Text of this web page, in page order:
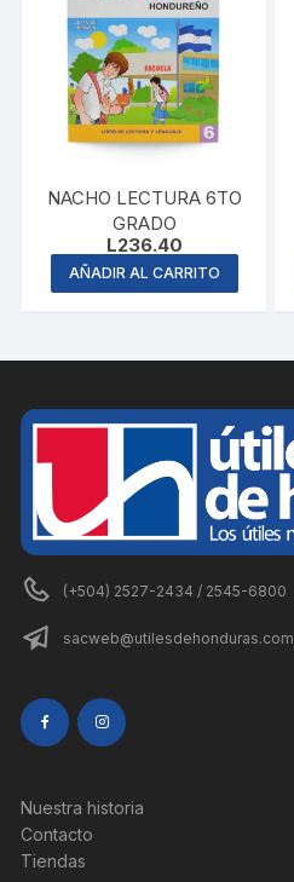
NACHO LECTURA 6TO
GRADO
L236.40
AÑADIR AL CARRITO
(+504) 2527-2434 / 2545-6800
sacweb@utilesdehonduras.com
Nuestra historia
Contacto
Tiendas